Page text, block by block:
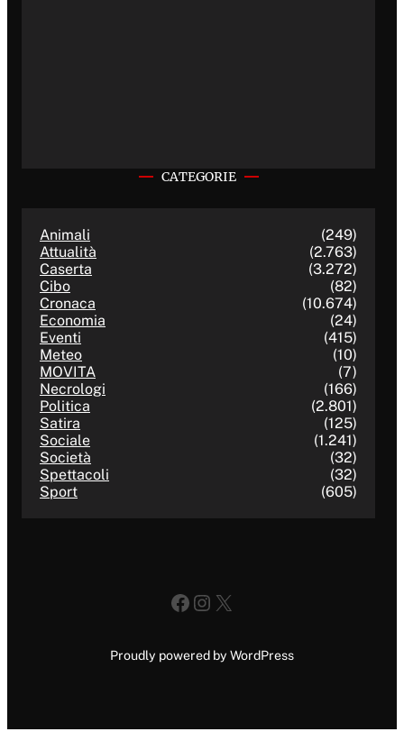
CATEGORIE
Animali
(249)
Attualità
(2.763)
Caserta
(3.272)
Cibo
(82)
Cronaca
(10.674)
Economia
(24)
Eventi
(415)
Meteo
(10)
MOVITA
(7)
Necrologi
(166)
Politica
(2.801)
Satira
(125)
Sociale
(1.241)
Società
(32)
Spettacoli
(32)
Sport
(605)
Facebook
Instagram
X
Proudly powered by WordPress